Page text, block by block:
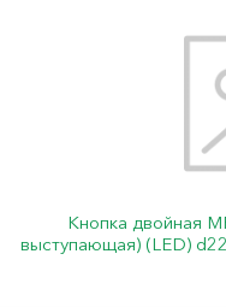
Кнопка двойная
выступающая) (LED)